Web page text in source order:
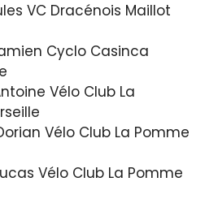
VC Dracénois Maillot
Cyclo Casinca
Vélo Club La
Dorian Vélo Club La Pomme
Vélo Club La Pomme